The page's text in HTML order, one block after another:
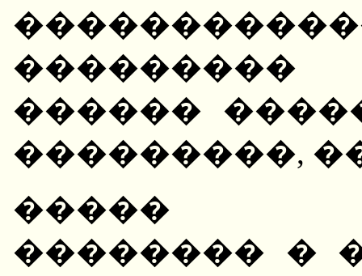
������
���������,
�����
�������� �